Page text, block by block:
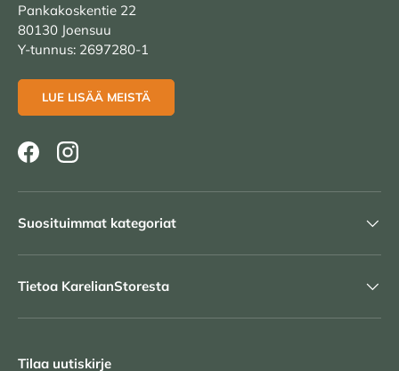
Pankakoskentie 22
80130 Joensuu
Y-tunnus: 2697280-1
LUE LISÄÄ MEISTÄ
FacebookInstagram
Suosituimmat kategoriat
Tietoa KarelianStoresta
Tilaa uutiskirje